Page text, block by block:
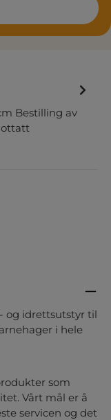
Bestilling av
og idrettsutstyr til
i hele
som
Vårt mål er å
servicen og det